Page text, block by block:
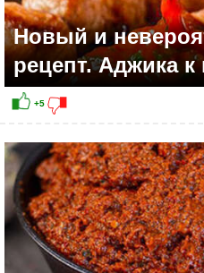
+1
Новый и
рецепт. Аджика